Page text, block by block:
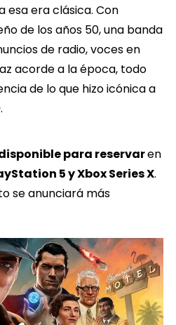
esa era clásica. Con
de los años 50, una banda
de radio, voces en
acorde a la época, todo
de lo que hizo icónica a
para reservaren
5 y Xbox Series X.
se anunciará más